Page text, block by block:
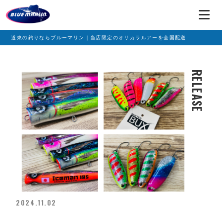
道東の釣りならブルーマリン｜当店限定のオリカラルアーを全国配送
RELEASE
2024.11.02